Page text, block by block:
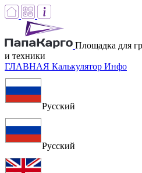
Площадка для
и техники
ГЛАВНАЯ Калькулятор Инфо
Русский
Русский